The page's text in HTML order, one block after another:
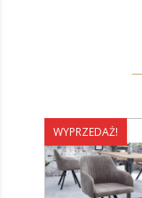
WYPRZEDAŻ!